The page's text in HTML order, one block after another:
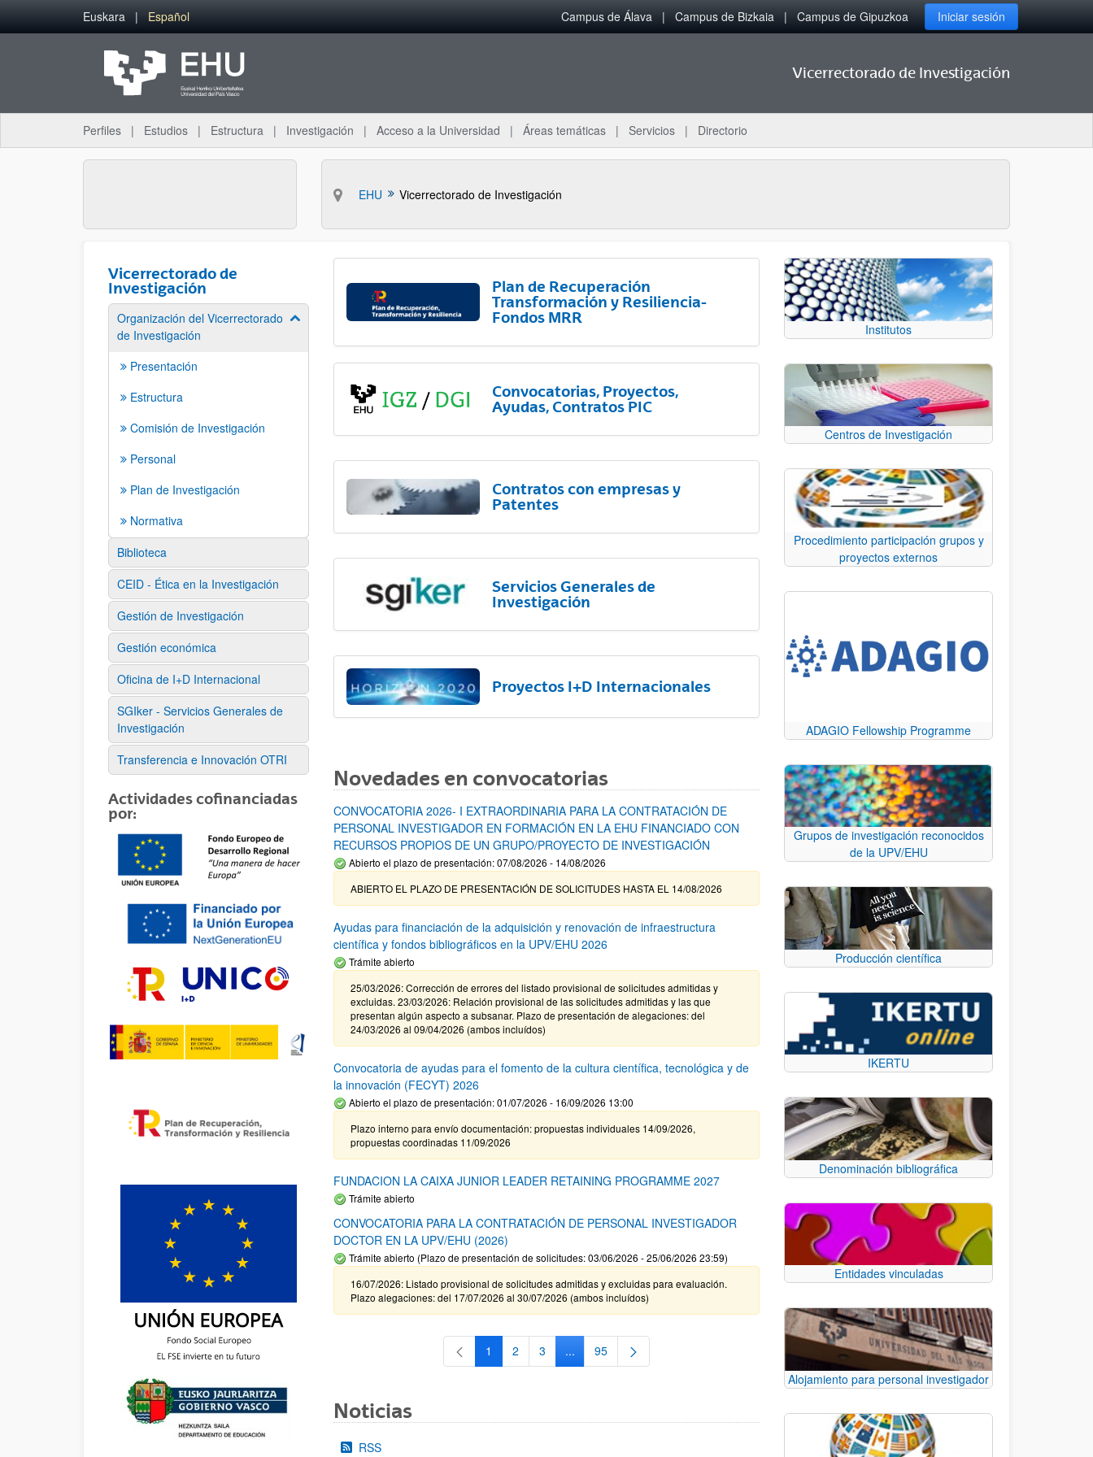
Saltar al contenido principal
Euskara Español Campus de Álava Campus de Bizkaia Campus de Gipuzkoa Iniciar sesión
Vicerrectorado de Investigación
Perfiles Estudios Estructura Investigación Acceso a la Universidad Áreas temáticas Servicios Directorio
EHU Vicerrectorado de Investigación
Vicerrectorado de
Investigación
Organización del Vicerrectorado
de Investigación
Mostrar/ocultar subpáginas
Presentación
Estructura
Comisión de Investigación
Personal
Plan de Investigación
Normativa
Biblioteca
CEID - Ética en la Investigación
Gestión de Investigación
Gestión económica
Oficina de I+D Internacional
SGIker - Servicios Generales de
Investigación
Transferencia e Innovación OTRI
Actividades cofinanciadas
por:
Plan de Recuperación
Transformación y Resiliencia-
Fondos MRR
Convocatorias, Proyectos,
Ayudas, Contratos PIC
Contratos con empresas y
Patentes
Servicios Generales de
Investigación
Proyectos I+D Internacionales
Novedades en convocatorias
CONVOCATORIA 2026- I EXTRAORDINARIA PARA LA CONTRATACIÓN DE
PERSONAL INVESTIGADOR EN FORMACIÓN EN LA EHU FINANCIADO CON
RECURSOS PROPIOS DE UN GRUPO/PROYECTO DE INVESTIGACIÓN
Abierto el plazo de presentación: 07/08/2026 - 14/08/2026
ABIERTO EL PLAZO DE PRESENTACIÓN DE SOLICITUDES HASTA EL 14/08/2026
Ayudas para financiación de la adquisición y renovación de infraestructura
científica y fondos bibliográficos en la UPV/EHU 2026
Trámite abierto
25/03/2026: Corrección de errores del listado provisional de solicitudes admitidas y
excluidas. 23/03/2026: Relación provisional de las solicitudes admitidas y las que
presentan algún aspecto a subsanar. Plazo de presentación de alegaciones: del
24/03/2026 al 09/04/2026 (ambos incluídos)
Convocatoria de ayudas para el fomento de la cultura científica, tecnológica y de
la innovación (FECYT) 2026
Abierto el plazo de presentación: 01/07/2026 - 16/09/2026 13:00
Plazo interno para envío documentación: propuestas individuales 14/09/2026,
propuestas coordinadas 11/09/2026
FUNDACION LA CAIXA JUNIOR LEADER RETAINING PROGRAMME 2027
Trámite abierto
CONVOCATORIA PARA LA CONTRATACIÓN DE PERSONAL INVESTIGADOR
DOCTOR EN LA UPV/EHU (2026)
Trámite abierto (Plazo de presentación de solicitudes: 03/06/2026 - 25/06/2026 23:59)
16/07/2026: Listado provisional de solicitudes admitidas y excluidas para evaluación.
Plazo alegaciones: del 17/07/2026 al 30/07/2026 (ambos incluídos)
Página
1 Página
2 Página
3 ...Páginas intermedias Use TAB para desplazarse.
Página
95
Noticias
RSS
Institutos
Centros de Investigación
Procedimiento participación grupos y
proyectos externos
ADAGIO Fellowship Programme
Grupos de investigación reconocidos
de la UPV/EHU
Producción científica
IKERTU
Denominación bibliográfica
Entidades vinculadas
Alojamiento para personal investigador